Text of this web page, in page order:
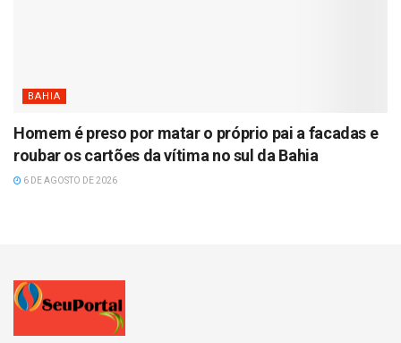
BAHIA
Homem é preso por matar o próprio pai a facadas e
roubar os cartões da vítima no sul da Bahia
6 DE AGOSTO DE 2026